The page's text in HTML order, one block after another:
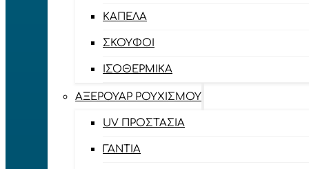
ΚΑΠΈΛΑ
ΣΚΟΎΦΟΙ
ΙΣΟΘΕΡΜΙΚΆ
ΑΞΕΡΟΥΆΡ ΡΟΥΧΙΣΜΟΎ
UV ΠΡΟΣΤΑΣΊΑ
ΓΆΝΤΙΑ